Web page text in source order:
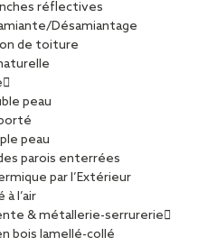
réflectives
Désamiantage
de toiture
peau
peau
parois enterrées
par l’Extérieur
l’air
& métallerie-serrurerie
bois lamellé-collé